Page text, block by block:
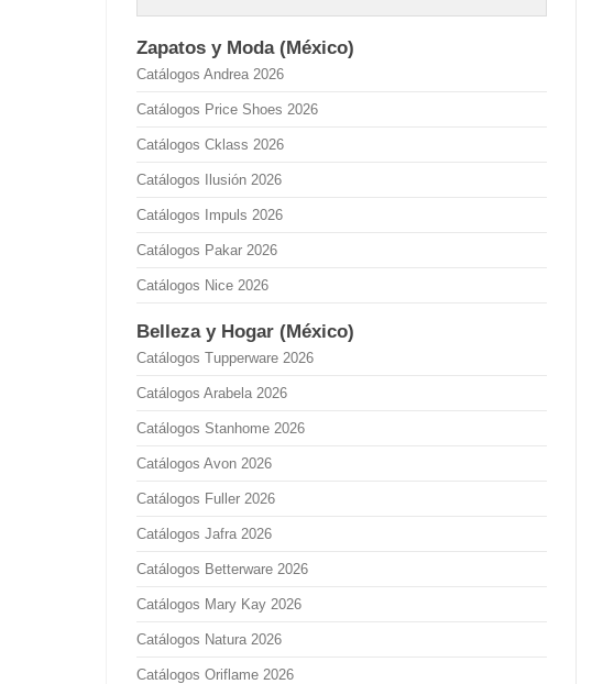
Zapatos y Moda (México)
Catálogos Andrea 2026
Catálogos Price Shoes 2026
Catálogos Cklass 2026
Catálogos Ilusión 2026
Catálogos Impuls 2026
Catálogos Pakar 2026
Catálogos Nice 2026
Belleza y Hogar (México)
Catálogos Tupperware 2026
Catálogos Arabela 2026
Catálogos Stanhome 2026
Catálogos Avon 2026
Catálogos Fuller 2026
Catálogos Jafra 2026
Catálogos Betterware 2026
Catálogos Mary Kay 2026
Catálogos Natura 2026
Catálogos Oriflame 2026